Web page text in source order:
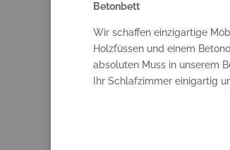
Betonbett
Wir schaffen einzigartige
Holzfüssen und einem
absoluten Muss in unserem
Ihr Schlafzimmer einigartig